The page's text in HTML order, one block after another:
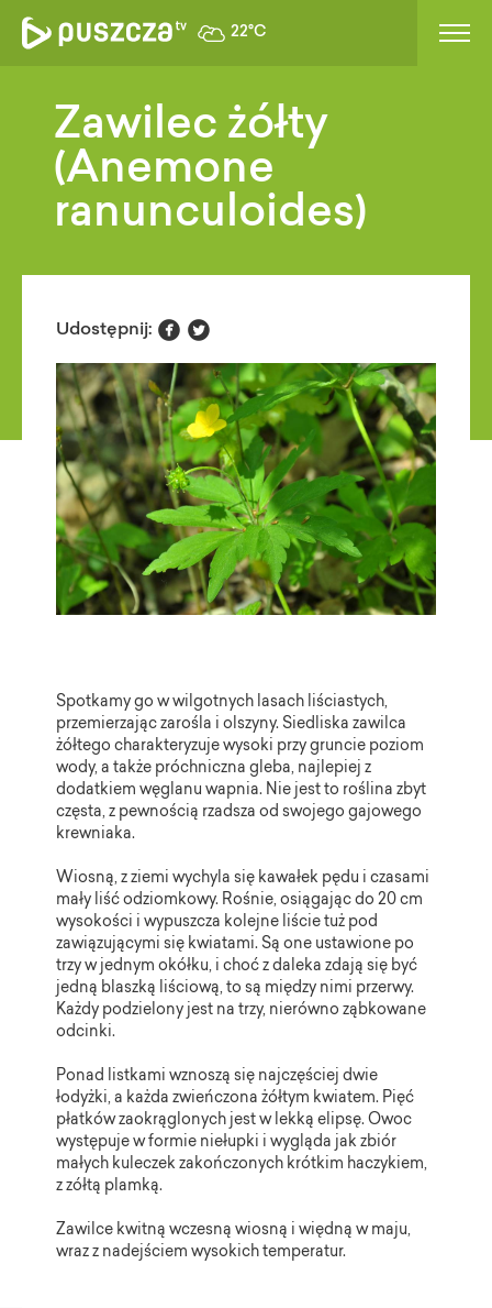
22°C
Zawilec żółty
(Anemone
ranunculoides)
Udostępnij:  
Spotkamy go w wilgotnych lasach liściastych,
przemierzając zarośla i olszyny. Siedliska zawilca
żółtego charakteryzuje wysoki przy gruncie poziom
wody, a także próchniczna gleba, najlepiej z
dodatkiem węglanu wapnia. Nie jest to roślina zbyt
częsta, z pewnością rzadsza od swojego gajowego
krewniaka.
Wiosną, z ziemi wychyla się kawałek pędu i czasami
mały liść odziomkowy. Rośnie, osiągając do 20 cm
wysokości i wypuszcza kolejne liście tuż pod
zawiązującymi się kwiatami. Są one ustawione po
trzy w jednym okółku, i choć z daleka zdają się być
jedną blaszką liściową, to są między nimi przerwy.
Każdy podzielony jest na trzy, nierówno ząbkowane
odcinki.
Ponad listkami wznoszą się najczęściej dwie
łodyżki, a każda zwieńczona żółtym kwiatem. Pięć
płatków zaokrąglonych jest w lekką elipsę. Owoc
występuje w formie niełupki i wygląda jak zbiór
małych kuleczek zakończonych krótkim haczykiem,
z zółtą plamką.
Zawilce kwitną wczesną wiosną i więdną w maju,
wraz z nadejściem wysokich temperatur.